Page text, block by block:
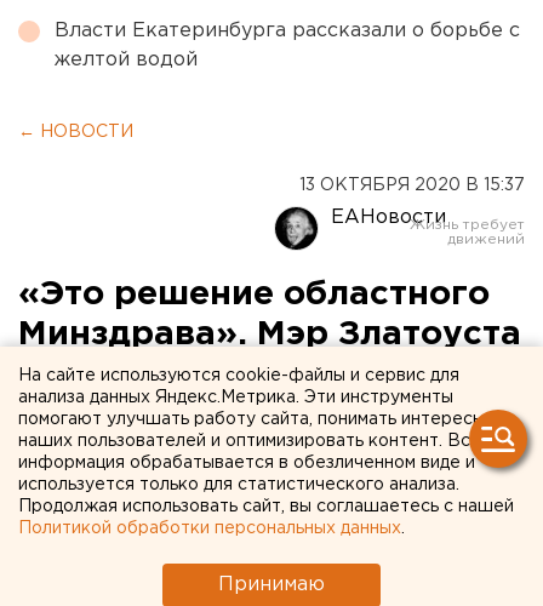
Власти Екатеринбурга рассказали о борьбе с
желтой водой
← НОВОСТИ
13 ОКТЯБРЯ 2020 В 15:37
ЕАНовости
«Это решение областного
Минздрава». Мэр Златоуста
пояснил свою позицию по
ситуации с перинатальным
центром
На сайте используются cookie-файлы и сервис для
анализа данных Яндекс.Метрика. Эти инструменты
помогают улучшать работу сайта, понимать интересы
наших пользователей и оптимизировать контент. Вся
информация обрабатывается в обезличенном виде и
используется только для статистического анализа.
Продолжая использовать сайт, вы соглашаетесь с нашей
Политикой обработки персональных данных
Принимаю